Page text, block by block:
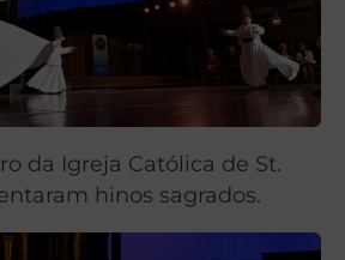
da Igreja Católica de St.
hinos sagrados.